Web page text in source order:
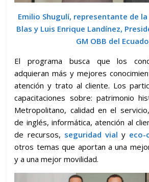
Emilio Shugulí, representante de
Blas y Luis Enrique Landínez,
GM OBB del
El programa busca que los
adquieran más y mejores
atención y trato al cliente. Los
capacitaciones sobre: patrimonio
Metropolitano, calidad en el
de inglés, informática, atención al
de recursos, seguridad vial y eco-
otros temas que aportan a una
y a una mejor movilidad.